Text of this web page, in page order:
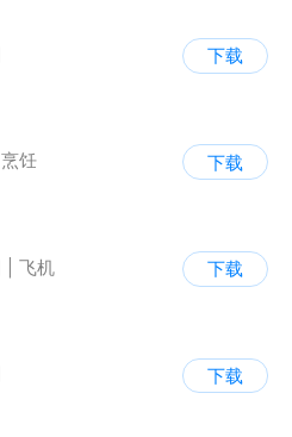
下载
烹饪
下载
飞机
下载
下载